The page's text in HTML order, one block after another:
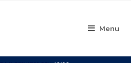
Menu